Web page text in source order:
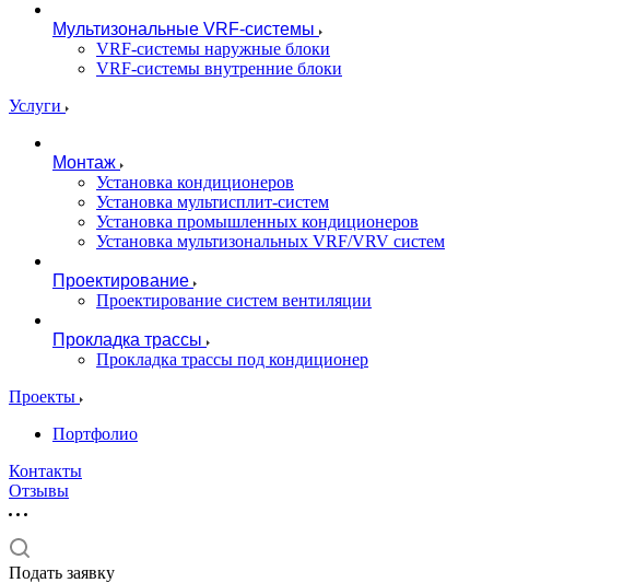
Мультизональные VRF-системы
VRF-системы наружные блоки
VRF-системы внутренние блоки
Услуги
Монтаж
Установка кондиционеров
Установка мультисплит-систем
Установка промышленных кондиционеров
Установка мультизональных VRF/VRV систем
Проектирование
Проектирование систем вентиляции
Прокладка трассы
Прокладка трассы под кондиционер
Проекты
Портфолио
Контакты
Отзывы
Подать заявку